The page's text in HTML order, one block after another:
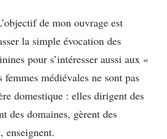
de mon ouvrage est
la simple évocation des
pour s’intéresser aussi aux «
femmes médiévales ne sont pas
domestique : elles dirigent des
des domaines, gèrent des
enseignent.